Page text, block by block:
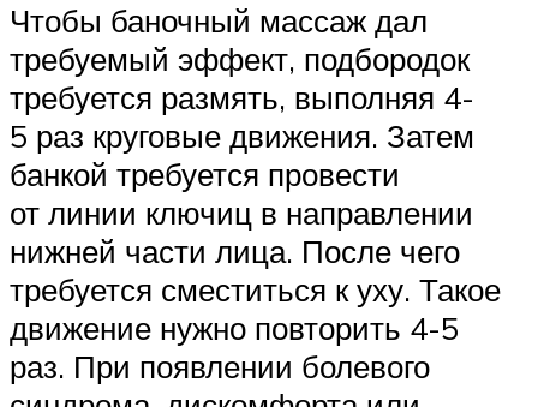
Чтобы баночный массаж дал
требуемый эффект, подбородок
требуется размять, выполняя 4-
5 раз круговые движения. Затем
банкой требуется провести
от линии ключиц в направлении
нижней части лица. После чего
требуется сместиться к уху. Такое
движение нужно повторить 4-5
раз. При появлении болевого